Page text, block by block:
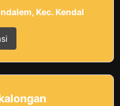
Kec. Kendal